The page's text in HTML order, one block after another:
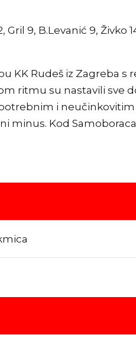
9, B.Levanić 9, Živko
KK Rudeš iz Zagreba s
ritmu su nastavili sve
i
minus. Kod